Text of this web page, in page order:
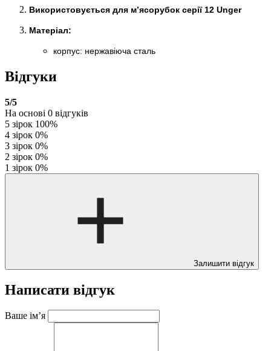
Використовується для м’ясорубок серії 12 Unger
Матеріал:
корпус: нержавіюча сталь
Відгуки
5/5
На основі 0 відгуків
5 зірок 100%
4 зірок 0%
3 зірок 0%
2 зірок 0%
1 зірок 0%
Залишити відгук
Написати відгук
Ваше ім’я